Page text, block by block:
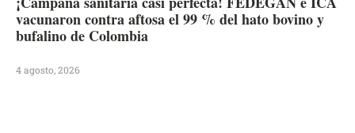
vacunaron contra aftosa el 99 % del hato bovino y
bufalino de Colombia
4 agosto, 2026